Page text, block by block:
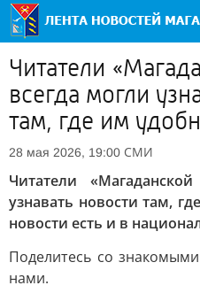
Читатели
всегда могли
там, где им
28 мая 2026, 19:00 СМИ
Читатели
узнавать новости там,
новости есть и в
Поделитесь со
нами.